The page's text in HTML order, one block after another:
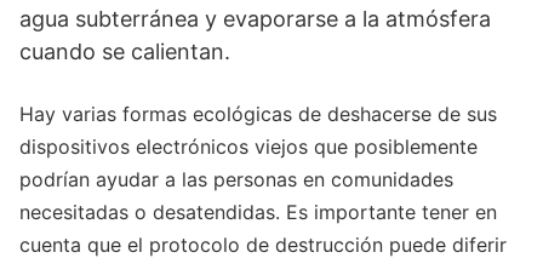
agua subterránea y evaporarse a la atmósfera
cuando se calientan.
Hay varias formas ecológicas de deshacerse de sus
dispositivos electrónicos viejos que posiblemente
podrían ayudar a las personas en comunidades
necesitadas o desatendidas. Es importante tener en
cuenta que el protocolo de destrucción puede diferir